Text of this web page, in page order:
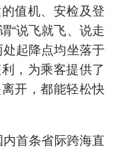
值机、安检及登
“说飞就飞、说走
起降点均坐落于
，为乘客提供了
开，都能轻松快
首条省际跨海直